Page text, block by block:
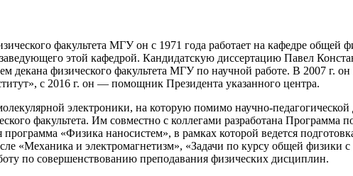
факультета МГУ он с 1971 года работает на кафедре общей
этой кафедрой. Кандидатскую диссертацию Павел
декана физического факультета МГУ по научной работе. В 2007 г.
с 2016 г. он — помощник Президента указанного центра.
электроники, на которую помимо научно-педагогической
факультета. Им совместно с коллегами разработана Программа
«Физика наносистем», в рамках которой ведется
и электромагнетизм», «Задачи по курсу общей физики
по совершенствованию преподавания физических дисциплин.